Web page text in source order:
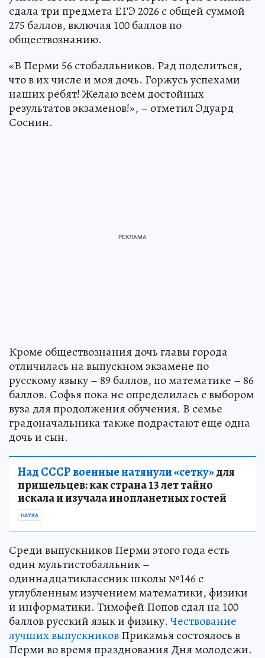
сдала три предмета ЕГЭ 2026 с общей суммой
275 баллов, включая 100 баллов по
обществознанию.
«В Перми 56 стобалльников. Рад поделиться,
что в их числе и моя дочь. Горжусь успехами
наших ребят! Желаю всем достойных
результатов экзаменов!», – отметил Эдуард
Соснин.
Кроме обществознания дочь главы города
отличилась на выпускном экзамене по
русскому языку – 89 баллов, по математике – 86
баллов. Софья пока не определилась с выбором
вуза для продолжения обучения. В семье
градоначальника также подрастают еще одна
дочь и сын.
Над СССР военные натянули «сетку»для
пришельцев: как страна 13 лет тайно
искала и изучала инопланетных гостей
НАУКА
Среди выпускников Перми этого года есть
один мультистобалльник –
одиннадцатиклассник школы №146 с
углубленным изучением математики, физики
и информатики. Тимофей Попов сдал на 100
баллов русский язык и физику.Чествование
лучших выпускниковПрикамья состоялось в
Перми во время празднования Дня молодежи.